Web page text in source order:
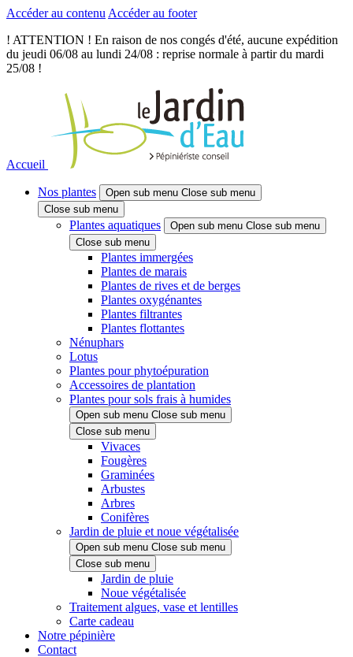
Accéder au contenu Accéder au footer
! ATTENTION ! En raison de nos congés d'été, aucune expédition
du jeudi 06/08 au lundi 24/08 : reprise normale à partir du mardi
25/08 !
Accueil
Nos plantes Open sub menu Close sub menu
Close sub menu
Plantes aquatiques Open sub menu Close sub menu
Close sub menu
Plantes immergées
Plantes de marais
Plantes de rives et de berges
Plantes oxygénantes
Plantes filtrantes
Plantes flottantes
Nénuphars
Lotus
Plantes pour phytoépuration
Accessoires de plantation
Plantes pour sols frais à humides
Open sub menu Close sub menu
Close sub menu
Vivaces
Fougères
Graminées
Arbustes
Arbres
Conifères
Jardin de pluie et noue végétalisée
Open sub menu Close sub menu
Close sub menu
Jardin de pluie
Noue végétalisée
Traitement algues, vase et lentilles
Carte cadeau
Notre pépinière
Contact